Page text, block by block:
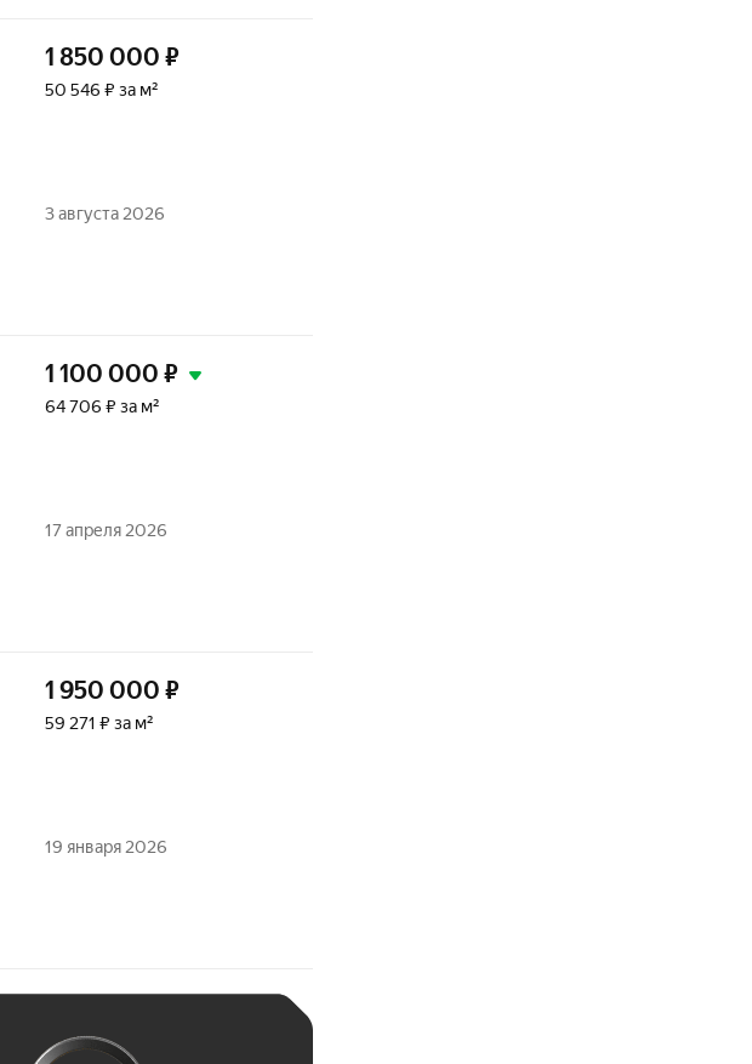
1 850 000 ₽
50 546 ₽ за м²
3 августа 2026
1 100 000 ₽
64 706 ₽ за м²
17 апреля 2026
1 950 000 ₽
59 271 ₽ за м²
19 января 2026